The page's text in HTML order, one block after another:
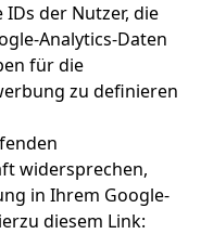
der Nutzer, die
Analytics-Daten
für die
zu definieren
widersprechen,
in Ihrem Google-
diesem Link: